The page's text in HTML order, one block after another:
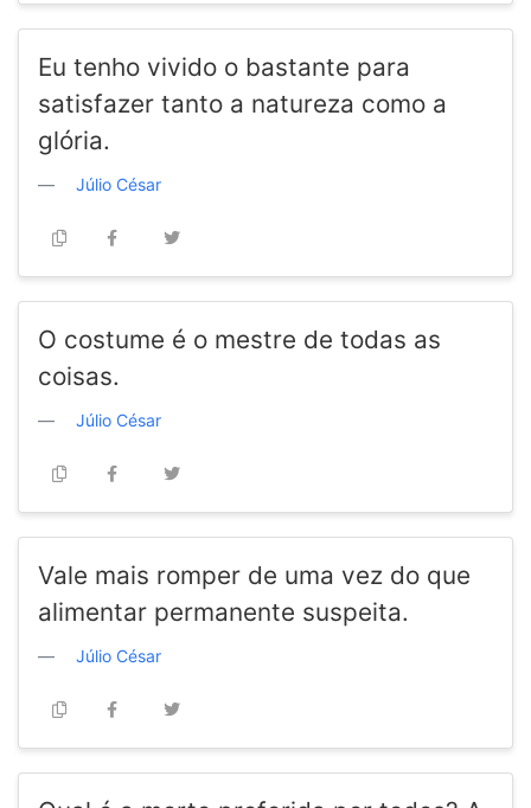
Eu tenho vivido o bastante para
satisfazer tanto a natureza como a
glória.
Júlio César
O costume é o mestre de todas as
coisas.
Júlio César
Vale mais romper de uma vez do que
alimentar permanente suspeita.
Júlio César